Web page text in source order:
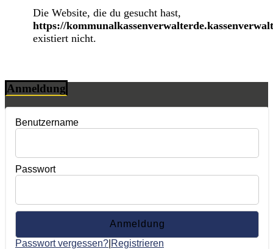
Die Website, die du gesucht hast,
https://
existiert nicht.
Anmeldung
Benutzername
Passwort
Passwort vergessen? Registrieren